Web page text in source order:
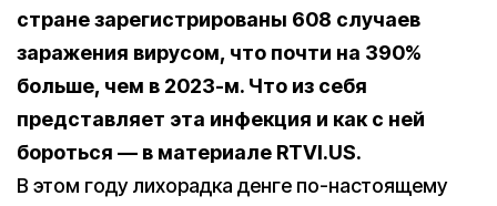
стране зарегистрированы 608 случаев
заражения вирусом, что почти на 390%
больше, чем в 2023-м. Что из себя
представляет эта инфекция и как с ней
бороться — в материале RTVI.US.
В этом году лихорадка денге по-настоящему